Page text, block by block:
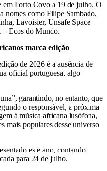
em Porto Covo a 19 de julho. O
nomes como Filipe Sambado,
Lavoisier, Unsafe Space
– Ecos do Mundo.
marca edição
de 2026 é a ausência de
oficial portuguesa, algo
garantindo, no entanto, que
o responsável, a próxima
à música africana lusófona,
mais populares desse universo
este ano, contando
para 24 de julho.